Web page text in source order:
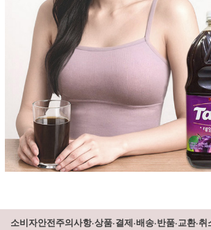
소비자안전주의사항·상품·결제·배송·반품·교환·